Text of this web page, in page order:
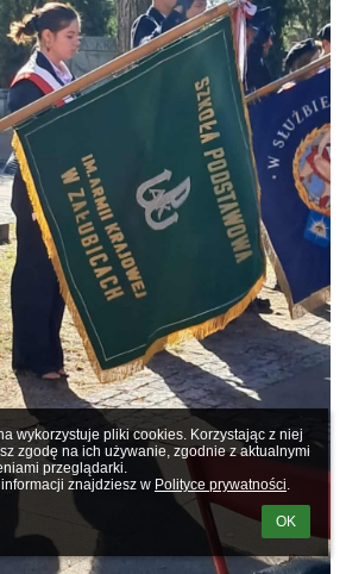
wykorzystuje pliki cookies. Korzystając z niej
zgodę na ich używanie, zgodnie z aktualnymi
przeglądarki.
znajdziesz w Polityce prywatności.
OK